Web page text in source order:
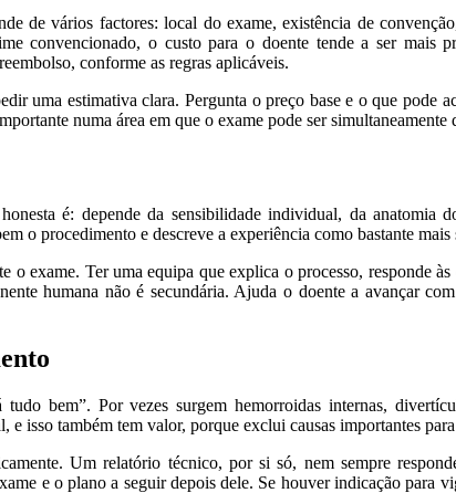
de vários factores: local do exame, existência de
convencionado, o custo para o doente tende a ser mais
conforme as regras aplicáveis.
uma estimativa clara. Pergunta o preço base e o que pode
numa área em que o exame pode ser
é: depende da sensibilidade individual, da anatomia
o procedimento e descreve a experiência como bastante
o exame. Ter uma equipa que explica o processo, responde
humana não é secundária. Ajuda o doente a avançar
bem”. Por vezes surgem hemorroidas internas,
isso também tem valor, porque exclui causas importantes para
Um relatório técnico, por si só, nem sempre
e o plano a seguir depois dele. Se houver indicação para